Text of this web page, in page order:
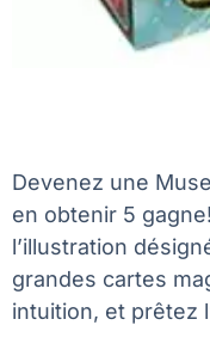
Devenez une
en obtenir 5
l’illustration
grandes cartes
intuition, et prêtez